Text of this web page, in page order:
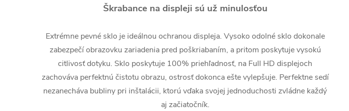
Škrabance na displeji sú už minulosťou
Extrémne pevné sklo je ideálnou ochranou displeja. Vysoko odolné sklo dokonale
zabezpečí obrazovku zariadenia pred poškriabaním, a pritom poskytuje vysokú
citlivosť dotyku. Sklo poskytuje 100% priehľadnosť, na Full HD displejoch
zachováva perfektnú čistotu obrazu, ostrosť dokonca ešte vylepšuje. Perfektne sedí
nezanecháva bubliny pri inštalácii, ktorú vďaka svojej jednoduchosti zvládne každý
aj začiatočník.